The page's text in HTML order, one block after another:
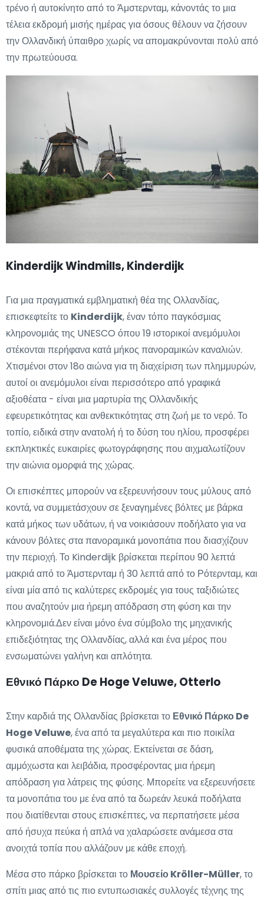
τρένο ή αυτοκίνητο από το Άμστερνταμ, κάνοντάς το μια
τέλεια εκδρομή μισής ημέρας για όσους θέλουν να ζήσουν
την Ολλανδική ύπαιθρο χωρίς να απομακρύνονται πολύ από
την πρωτεύουσα.
Kinderdijk Windmills, Kinderdijk
Για μια πραγματικά εμβληματική θέα της Ολλανδίας,
επισκεφτείτε το Kinderdijk, έναν τόπο παγκόσμιας
κληρονομιάς της UNESCO όπου 19 ιστορικοί ανεμόμυλοι
στέκονται περήφανα κατά μήκος πανοραμικών καναλιών.
Χτισμένοι στον 18ο αιώνα για τη διαχείριση των πλημμυρών,
αυτοί οι ανεμόμυλοι είναι περισσότερο από γραφικά
αξιοθέατα - είναι μια μαρτυρία της Ολλανδικής
εφευρετικότητας και ανθεκτικότητας στη ζωή με το νερό. Το
τοπίο, ειδικά στην ανατολή ή το δύση του ηλίου, προσφέρει
εκπληκτικές ευκαιρίες φωτογράφησης που αιχμαλωτίζουν
την αιώνια ομορφιά της χώρας.
Οι επισκέπτες μπορούν να εξερευνήσουν τους μύλους από
κοντά, να συμμετάσχουν σε ξεναγημένες βόλτες με βάρκα
κατά μήκος των υδάτων, ή να νοικιάσουν ποδήλατο για να
κάνουν βόλτες στα πανοραμικά μονοπάτια που διασχίζουν
την περιοχή. Το Kinderdijk βρίσκεται περίπου 90 λεπτά
μακριά από το Άμστερνταμ ή 30 λεπτά από το Ρότερνταμ, και
είναι μία από τις καλύτερες εκδρομές για τους ταξιδιώτες
που αναζητούν μια ήρεμη απόδραση στη φύση και την
κληρονομιά.Δεν είναι μόνο ένα σύμβολο της μηχανικής
επιδεξιότητας της Ολλανδίας, αλλά και ένα μέρος που
ενσωματώνει γαλήνη και απλότητα.
Εθνικό Πάρκο De Hoge Veluwe, Otterlo
Στην καρδιά της Ολλανδίας βρίσκεται το Εθνικό Πάρκο De
Hoge Veluwe, ένα από τα μεγαλύτερα και πιο ποικίλα
φυσικά αποθέματα της χώρας. Εκτείνεται σε δάση,
αμμόχωστα και λειβάδια, προσφέροντας μια ήρεμη
απόδραση για λάτρεις της φύσης. Μπορείτε να εξερευνήσετε
τα μονοπάτια του με ένα από τα δωρεάν λευκά ποδήλατα
που διατίθενται στους επισκέπτες, να περπατήσετε μέσα
από ήσυχα πεύκα ή απλά να χαλαρώσετε ανάμεσα στα
ανοιχτά τοπία που αλλάζουν με κάθε εποχή.
Μέσα στο πάρκο βρίσκεται το Μουσείο Kröller-Müller, το
σπίτι μιας από τις πιο εντυπωσιακές συλλογές τέχνης της